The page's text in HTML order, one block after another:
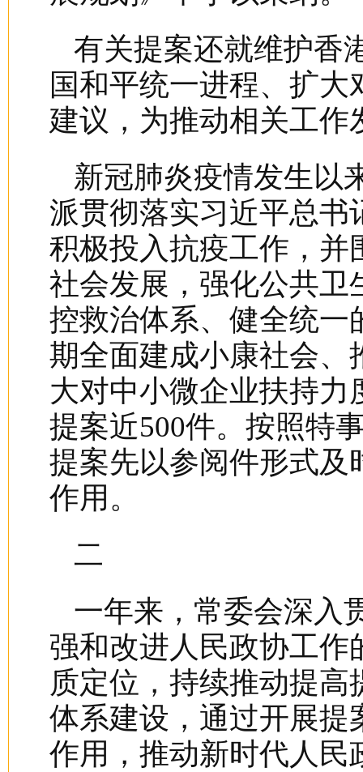
有关提案还就维护香
国和平统一进程、扩
建议，为推动相关工作
新冠肺炎疫情发生以
派贯彻落实习近平总书
积极投入抗疫工作，并
社会发展，强化公共卫
控救治体系、健全统一
期全面建成小康社会、
大对中小微企业扶持
提案近500件。按照特
提案先以参阅件形式及
作用。
二
一年来，常委会深入
强和改进人民政协工
质定位，持续推动提
体系建设，通过开展提
作用，推动新时代人民